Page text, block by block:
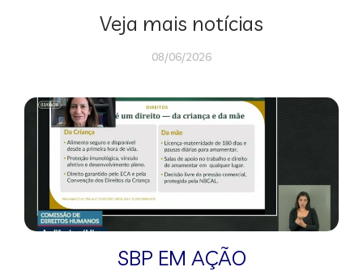
Veja mais notícias
08/06/2026
SBP EM AÇÃO